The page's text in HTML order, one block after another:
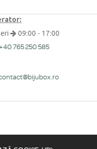
înfășori o ață în jurul degetului
unde se suprapune, apoi
Ne poți contacta telefonic la
356 sau prin email la
09:00 - 17:00
765 250 585